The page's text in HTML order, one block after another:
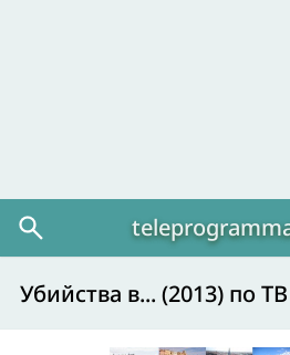
Убийства в... (2013) по ТВ